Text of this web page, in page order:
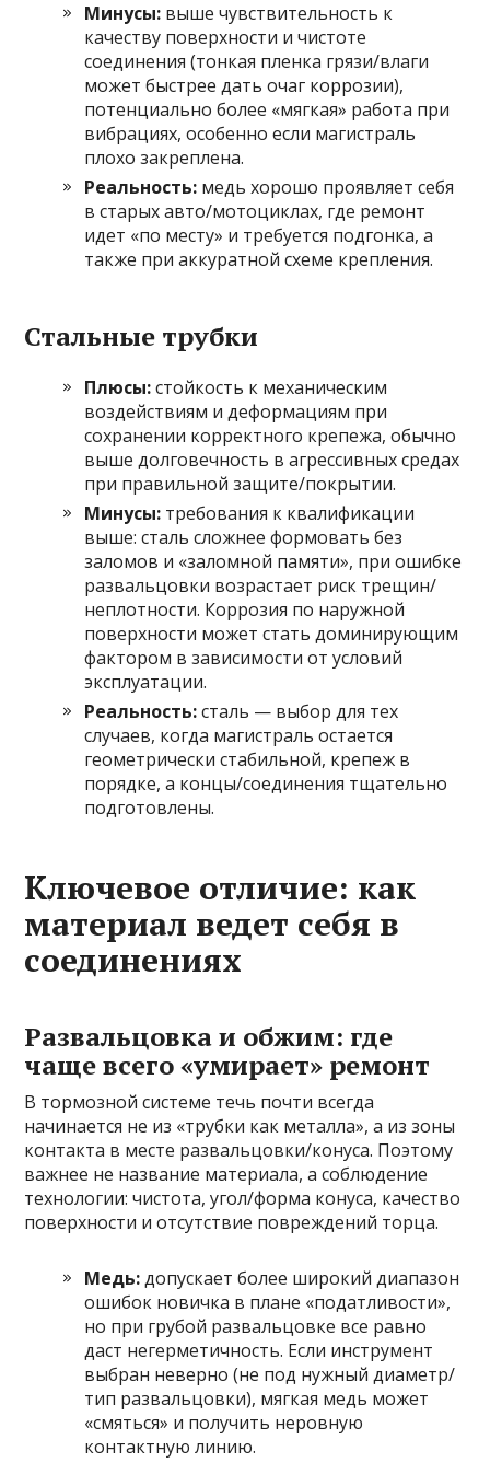
Минусы: выше чувствительность к
качеству поверхности и чистоте
соединения (тонкая пленка грязи/влаги
может быстрее дать очаг коррозии),
потенциально более «мягкая» работа при
вибрациях, особенно если магистраль
плохо закреплена.
Реальность: медь хорошо проявляет себя
в старых авто/мотоциклах, где ремонт
идет «по месту» и требуется подгонка, а
также при аккуратной схеме крепления.
Стальные трубки
Плюсы:стойкость к механическим
воздействиям и деформациям при
сохранении корректного крепежа, обычно
выше долговечность в агрессивных средах
при правильной защите/покрытии.
Минусы: требования к квалификации
выше: сталь сложнее формовать без
заломов и «заломной памяти», при ошибке
развальцовки возрастает риск трещин/
неплотности. Коррозия по наружной
поверхности может стать доминирующим
фактором в зависимости от условий
эксплуатации.
Реальность:сталь — выбор для тех
случаев, когда магистраль остается
геометрически стабильной, крепеж в
порядке, а концы/соединения тщательно
подготовлены.
Ключевое отличие: как
материал ведет себя в
соединениях
Развальцовка и обжим: где
чаще всего «умирает» ремонт
В тормозной системе течь почти всегда
начинается не из «трубки как металла», а из зоны
контакта в месте развальцовки/конуса. Поэтому
важнее не название материала, а соблюдение
технологии: чистота, угол/форма конуса, качество
поверхности и отсутствие повреждений торца.
Медь:допускает более широкий диапазон
ошибок новичка в плане «податливости»,
но при грубой развальцовке все равно
даст негерметичность. Если инструмент
выбран неверно (не под нужный диаметр/
тип развальцовки), мягкая медь может
«смяться» и получить неровную
контактную линию.